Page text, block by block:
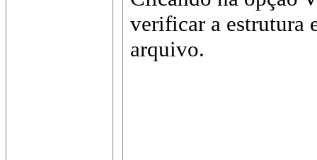
verificar a estrutura
arquivo.